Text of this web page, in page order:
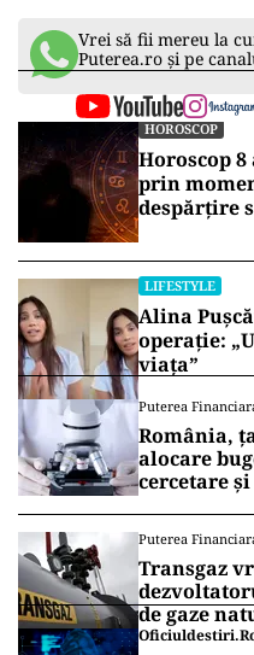
Vrei să fii mereu la
Puterea.ro și pe
HOROSCOP
Horoscop
prin
despărțire
LIFESTYLE
Alina
operație:
viața”
Puterea
România,
alocare
cercetare
Puterea
Transgaz
de gaze